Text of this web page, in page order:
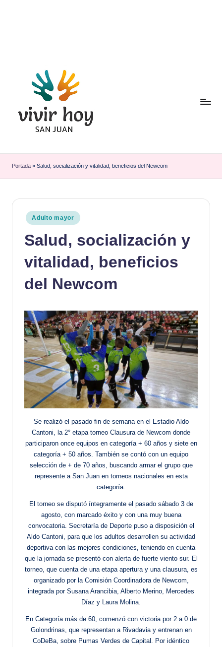
Saltar
contenido
Portada » Salud, socialización y vitalidad, beneficios del Newcom
Publicado
en
Adulto mayor
Salud, socialización y
vitalidad, beneficios
del Newcom
Se realizó el pasado fin de semana en el Estadio Aldo
Cantoni, la 2° etapa torneo Clausura de Newcom donde
participaron once equipos en categoría + 60 años y siete en
categoría + 50 años. También se contó con un equipo
selección de + de 70 años, buscando armar el grupo que
represente a San Juan en torneos nacionales en esta
categoría.
El torneo se disputó íntegramente el pasado sábado 3 de
agosto, con marcado éxito y con una muy buena
convocatoria. Secretaría de Deporte puso a disposición el
Aldo Cantoni, para que los adultos desarrollen su actividad
deportiva con las mejores condiciones, teniendo en cuenta
que la jornada se presentó con alerta de fuerte viento sur. El
torneo, que cuenta de una etapa apertura y una clausura, es
organizado por la Comisión Coordinadora de Newcom,
integrada por Susana Arancibia, Alberto Merino, Mercedes
Díaz y Laura Molina.
En Categoría más de 60, comenzó con victoria por 2 a 0 de
Golondrinas, que representan a Rivadavia y entrenan en
CoDeBa, sobre Pumas Verdes de Capital. Por idéntico